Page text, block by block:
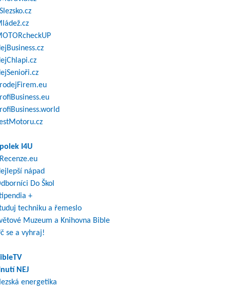
I4U
nápad
Do Škol
+
techniku a řemeslo
Muzeum a Knihovna Bible
se a vyhraj!
NEJ
energetika